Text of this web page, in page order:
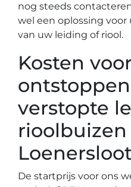
nog steeds
wel een oplossing
van uw leiding of riool.
Kosten voor
verstopte
rioolbuizen
De startprijs voor ons